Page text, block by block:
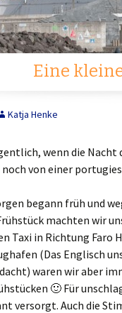
Eine
Katja Henke
wenn die Nacht
von einer
begann früh und
machten wir
Taxi in Richtung Faro
(Das Englisch
waren wir aber
🙂 Für
versorgt. Auch die